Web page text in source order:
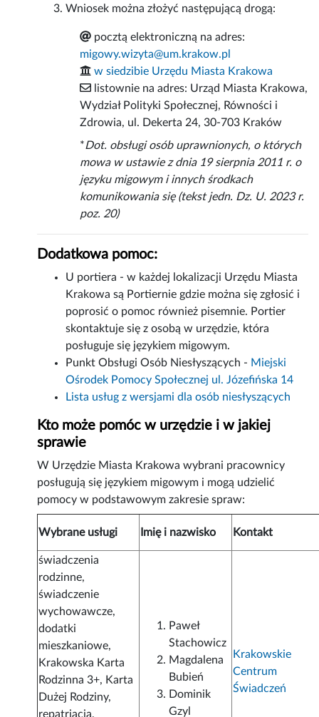
Wniosek można złożyć następującą drogą:
pocztą elektroniczną na adres:
migowy.wizyta@um.krakow.pl
w siedzibie Urzędu Miasta Krakowa
listownie na adres: Urząd Miasta Krakowa,
Wydział Polityki Społecznej, Równości i
Zdrowia, ul. Dekerta 24, 30-703 Kraków
*Dot. obsługi osób uprawnionych, o których
mowa w ustawie z dnia 19 sierpnia 2011 r. o
języku migowym i innych środkach
komunikowania się (tekst jedn. Dz. U. 2023 r.
poz. 20)
Dodatkowa pomoc:
U portiera - w każdej lokalizacji Urzędu Miasta
Krakowa są Portiernie gdzie można się zgłosić i
poprosić o pomoc również pisemnie. Portier
skontaktuje się z osobą w urzędzie, która
posługuje się językiem migowym.
Punkt Obsługi Osób Niesłyszących - Miejski
Ośrodek Pomocy Społecznej ul. Józefińska 14
Lista usług z wersjami dla osób niesłyszących
Kto może pomóc w urzędzie i w jakiej
sprawie
W Urzędzie Miasta Krakowa wybrani pracownicy
posługują się językiem migowym i mogą udzielić
pomocy w podstawowym zakresie spraw:
Wybrane usługi Imię i nazwisko Kontakt
świadczenia
rodzinne,
świadczenie
wychowawcze,
dodatki
mieszkaniowe,
Krakowska Karta
Rodzinna 3+, Karta
Dużej Rodziny,
repatriacja,
Paweł
Stachowicz
Magdalena
Bubień
Dominik
Gzyl
Krakowskie
Centrum
Świadczeń